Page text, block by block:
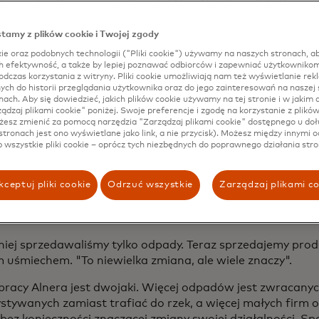
przychodów: sprzedaż produktów Alner's, artykułów
są one pakowane w pojemniki zwrotne, dzięki
cenowo, jak i przyjazne dla środowiska. Startup
aby zachęcić konsumentów do zwrotu pustych
napełnić i sprzedać. Wprowadzając te nowe produkty,
klientów, zmieniając sąsiadów z dostawców
gospodarki o obiegu zamkniętym.
prawie połowa z 68 regularnych dostawców odpadów
400 000 rupii (24 USD) miesięcznie może wydawać się
zrobił prawdziwą różnicę. W zeszłym roku 183 dolary
mu zabrać rodzinę na rzadkie wakacje do
sprzedawaliśmy tylko odpady. Teraz sprzedajemy
uśmiechem. "To niewielka zmiana, ale wiele znaczy".
Alnera jest dwojaki. Więcej odpadów jest
zamiast trafiać do rzek, a więcej małych firm
z plików cookie i Twojej zgody
oraz podobnych technologii ("Pliki cookie") używamy na naszych stronach,
efektywność, a także by lepiej poznawać odbiorców i zapewniać
korzystania z witryny. Pliki cookie umożliwiają nam też wyświetlanie
do historii przeglądania użytkownika oraz do jego zainteresowań na naszej
Aby się dowiedzieć, jakich plików cookie używamy na tej stronie i w jakim
plikami cookie" poniżej. Swoje preferencje i zgodę na korzystanie z
zmienić za pomocą narzędzia "Zarządzaj plikami cookie" dostępnego u
jest ono wyświetlane jako link, a nie przycisk). Możesz między innymi
wszystkie pliki cookie – oprócz tych niezbędnych do poprawnego działania
pliki cookie Odrzuć wszystkie Zarządzaj plikami